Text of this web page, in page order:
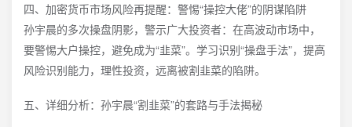
四、加密货币市场风险再提醒：警惕“操控大佬”的阴谋陷阱
孙宇晨的多次操盘阴影，警示广大投资者：在高波动市场中，
要警惕大户操控，避免成为“韭菜”。学习识别“操盘手法”，提高
风险识别能力，理性投资，远离被割韭菜的陷阱。
五、详细分析：孙宇晨“割韭菜”的套路与手法揭秘